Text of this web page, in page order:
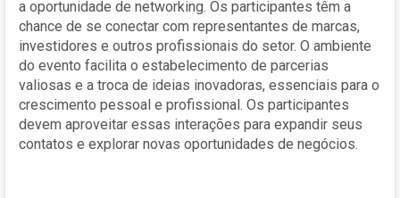
a oportunidade de networking. Os participantes têm a
chance de se conectar com representantes de marcas,
investidores e outros profissionais do setor. O ambiente
do evento facilita o estabelecimento de parcerias
valiosas e a troca de ideias inovadoras, essenciais para o
crescimento pessoal e profissional. Os participantes
devem aproveitar essas interações para expandir seus
contatos e explorar novas oportunidades de negócios.